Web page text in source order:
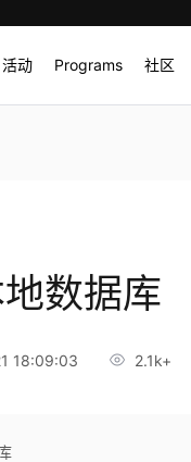
活动 Programs 社区
数据库
18:09:03 2.1k+